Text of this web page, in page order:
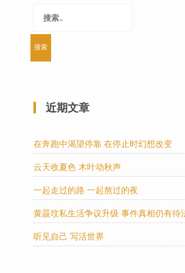
索：
近期文章
在奔跑中渴望停靠 在停止时幻想改变
云天收夏色 木叶动秋声
一起走过的路 一起熬过的夜
黄晸玟私生活争议升级 事件真相仍有待
听见自己 写活世界